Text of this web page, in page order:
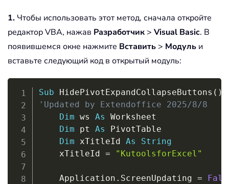
1. Чтобы использовать этот метод, сначала откройте
редактор VBA, нажав Разработчик > Visual Basic. В
появившемся окне нажмите Вставить > Модуль и
вставьте следующий код в открытый модуль:
Sub HidePivotExpandCollapseButtons ( )
'Updated by Extendoffice 2025/8/8
Dim ws As Worksheet
Dim pt As PivotTable
Dim xTitleId As
String
    xTitleId
= "KutoolsforExcel"
    Application
. ScreenUpdating =
Copy